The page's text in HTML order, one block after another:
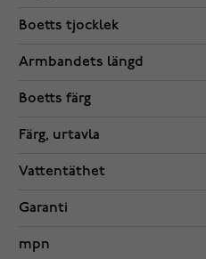
Boetts tjocklek
Armbandets längd
Boetts färg
Färg, urtavla
Vattentäthet
Garanti
mpn